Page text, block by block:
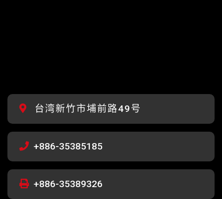
台湾新竹市埔前路49号
+886-35385185
+886-35389326